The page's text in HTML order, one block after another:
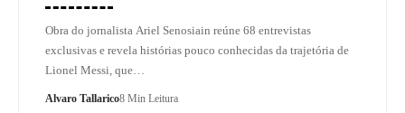
Obra do jornalista Ariel Senosiain reúne 68 entrevistas
exclusivas e revela histórias pouco conhecidas da trajetória de
Lionel Messi, que…
Alvaro Tallarico8 Min Leitura